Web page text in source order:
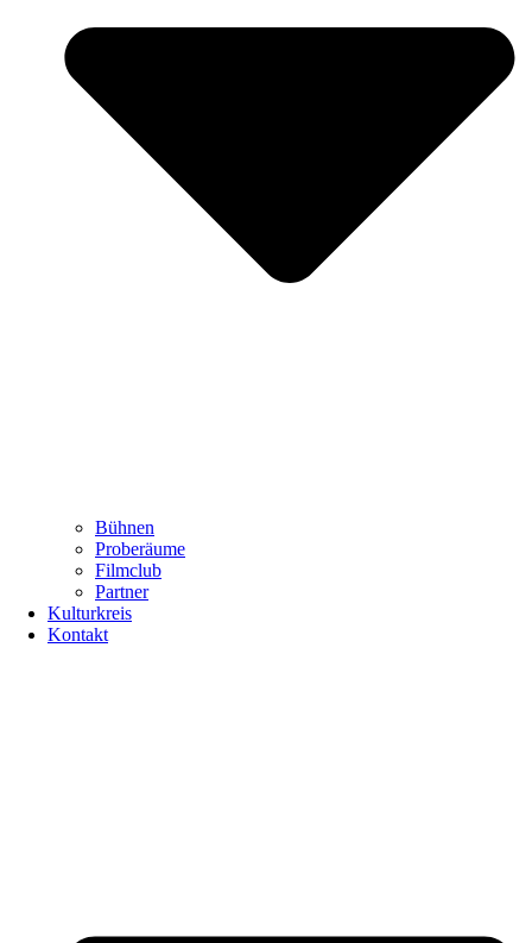
Bühnen
Proberäume
Filmclub
Partner
Kulturkreis
Kontakt